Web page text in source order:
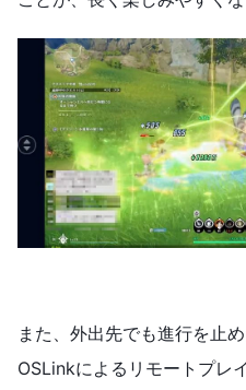
また、外出先でも進行を止
OSLinkによるリモートプレ